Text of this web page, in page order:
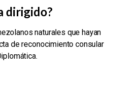
dirigido?
naturales que hayan
de reconocimiento consular